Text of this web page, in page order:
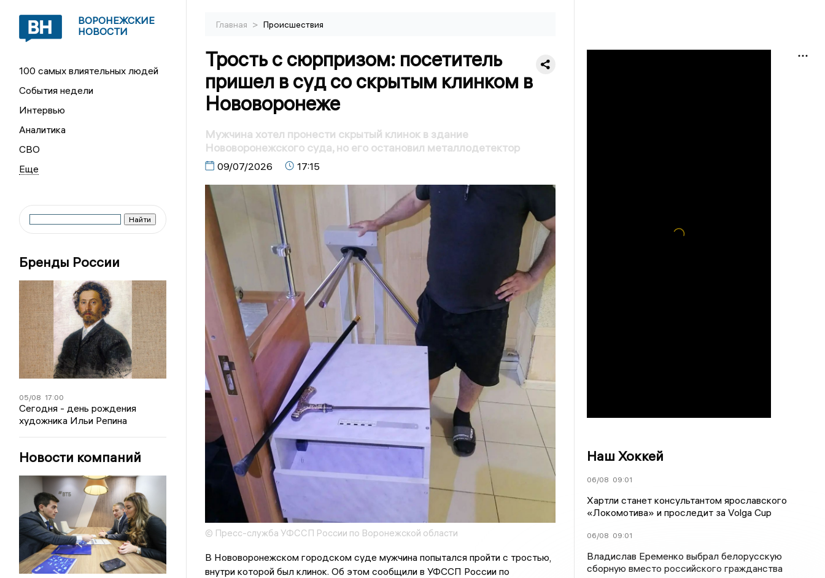
ВОРОНЕЖСКИЕ
НОВОСТИ
100 самых влиятельных людей
События недели
Интервью
Аналитика
СВО
Бренды России
05/08 17:00
Сегодня - день рождения
художника Ильи Репина
Новости компаний
Главная > Происшествия
Трость с сюрпризом: посетитель
пришел в суд со скрытым клинком в
Нововоронеже
Мужчина хотел пронести скрытый клинок в здание
Нововоронежского суда, но его остановил металлодетектор
09/07/2026 17:15
© Пресс-служба УФССП России по Воронежской области
В Нововоронежском городском суде мужчина попытался пройти с тростью,
внутри которой был клинок. Об этом сообщили в УФССП России по
Наш Хоккей
06/08 09:01
Хартли станет консультантом ярославского
«Локомотива» и проследит за Volga Cup
06/08 09:01
Владислав Еременко выбрал белорусскую
сборную вместо российского гражданства